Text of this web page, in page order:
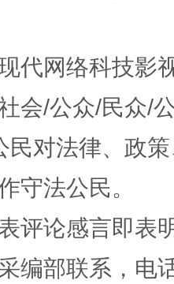
效落实
代网络科技影
会/公众/民众/
民对法律、政
守法公民。
评论感言即表
编部联系，电